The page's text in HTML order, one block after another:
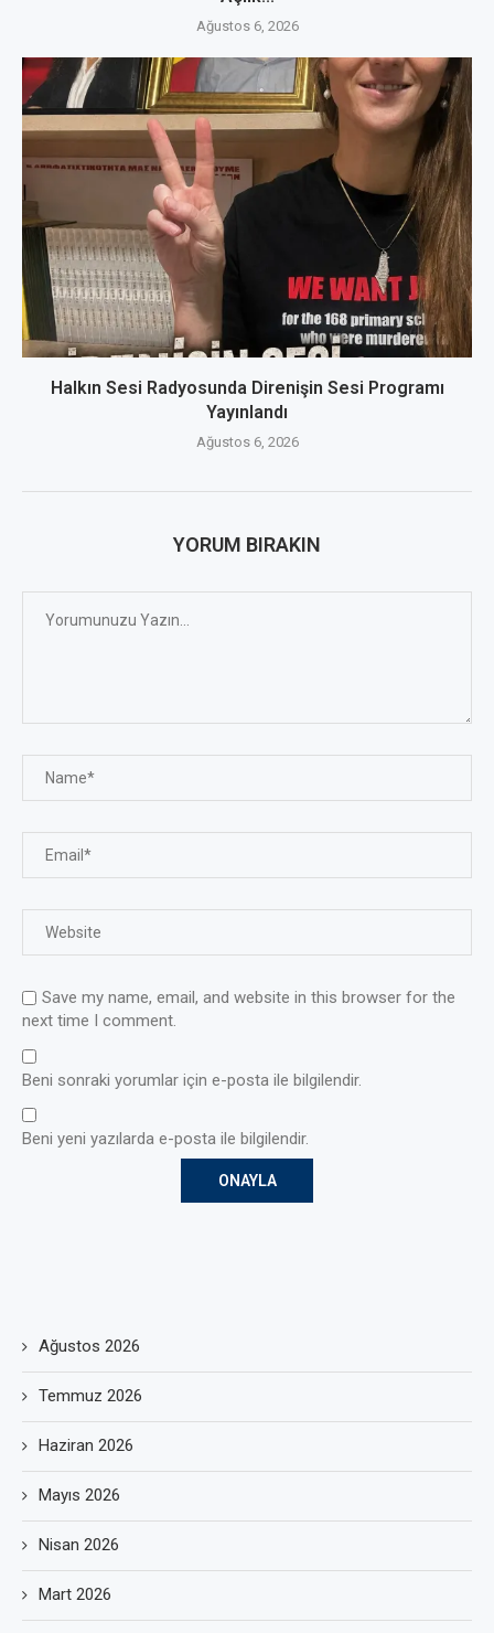
Ağustos 6, 2026
Halkın Sesi Radyosunda Direnişin Sesi Programı
Yayınlandı
Ağustos 6, 2026
YORUM BIRAKIN
Save my name, email, and website in this browser for the
next time I comment.
Beni sonraki yorumlar için e-posta ile bilgilendir.
Beni yeni yazılarda e-posta ile bilgilendir.
Ağustos 2026
Temmuz 2026
Haziran 2026
Mayıs 2026
Nisan 2026
Mart 2026